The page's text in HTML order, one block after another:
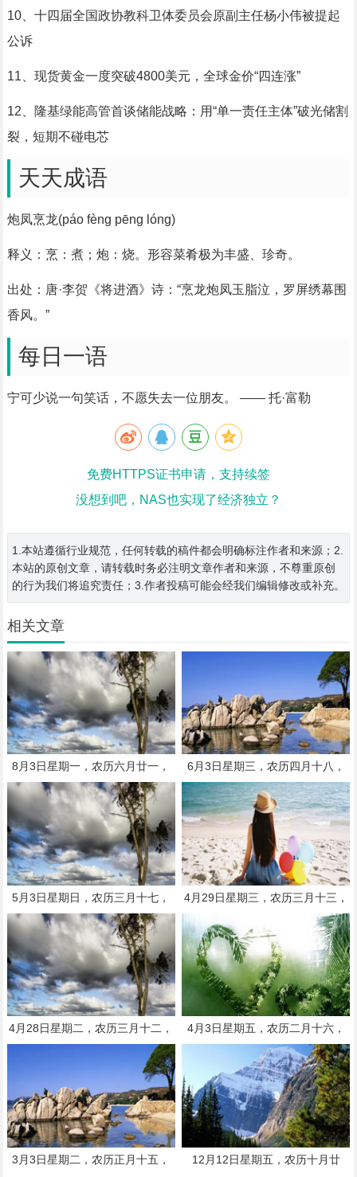
10、十四届全国政协教科卫体委员会原副主任杨小伟被提起
公诉
11、现货黄金一度突破4800美元，全球金价“四连涨”
12、隆基绿能高管首谈储能战略：用“单一责任主体”破光储割
裂，短期不碰电芯
天天成语
炮凤烹龙(páo fèng pēng lóng)
释义：烹：煮；炮：烧。形容菜肴极为丰盛、珍奇。
出处：唐·李贺《将进酒》诗：“烹龙炮凤玉脂泣，罗屏绣幕围
香风。”
每日一语
宁可少说一句笑话，不愿失去一位朋友。 —— 托·富勒
免费HTTPS证书申请，支持续签
没想到吧，NAS也实现了经济独立？
1.本站遵循行业规范，任何转载的稿件都会明确标注作者和来源；2.
本站的原创文章，请转载时务必注明文章作者和来源，不尊重原创
的行为我们将追究责任；3.作者投稿可能会经我们编辑修改或补充。
相关文章
8月3日星期一，农历六月廿一，
工作愉快，平安喜乐
6月3日星期三，农历四月十八，
工作愉快，平安喜乐
5月3日星期日，农历三月十七，
工作愉快，平安喜乐
4月29日星期三，农历三月十三，
4月28日星期二，农历三月十二，
工作愉快，平安喜乐
4月3日星期五，农历二月十六，
工作愉快，平安喜乐
3月3日星期二，农历正月十五，
12月12日星期五，农历十月廿